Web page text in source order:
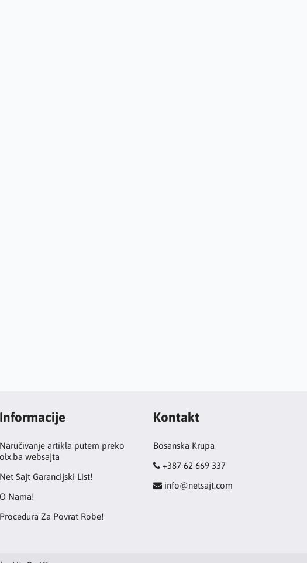
Informacije
Naručivanje artikla putem preko
olx.ba websajta
Net Sajt Garancijski List!
O Nama!
Procedura Za Povrat Robe!
Kontakt
Bosanska Krupa
+387 62 669 337
info@netsajt.com